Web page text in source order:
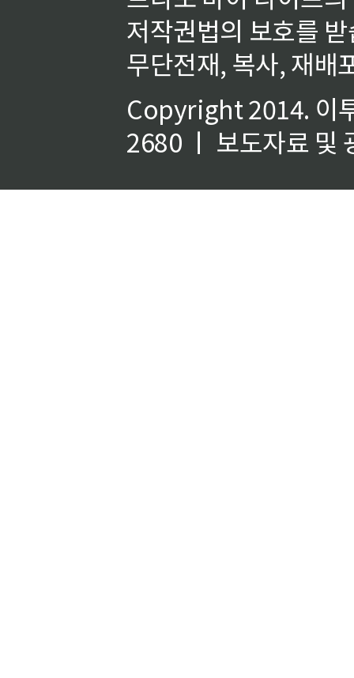
저작권법의 보호를
무단전재, 복사, 재배
Copyright 2014. 이
2680 ㅣ 보도자료